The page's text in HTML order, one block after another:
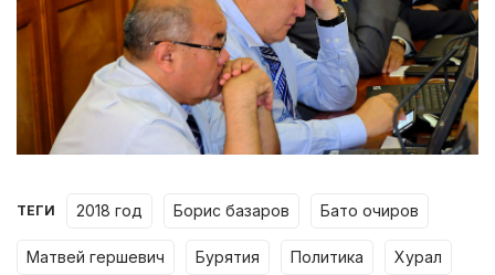
ТЕГИ 2018 год борис базаров бато очиров
матвей гершевич бурятия политика хурал